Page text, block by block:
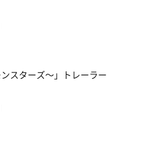
スターズ〜」トレーラー